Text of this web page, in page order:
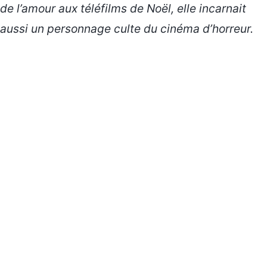
de l’amouraux téléfilms de Noël, elle incarnait
aussi un personnage culte du cinéma d’horreur.